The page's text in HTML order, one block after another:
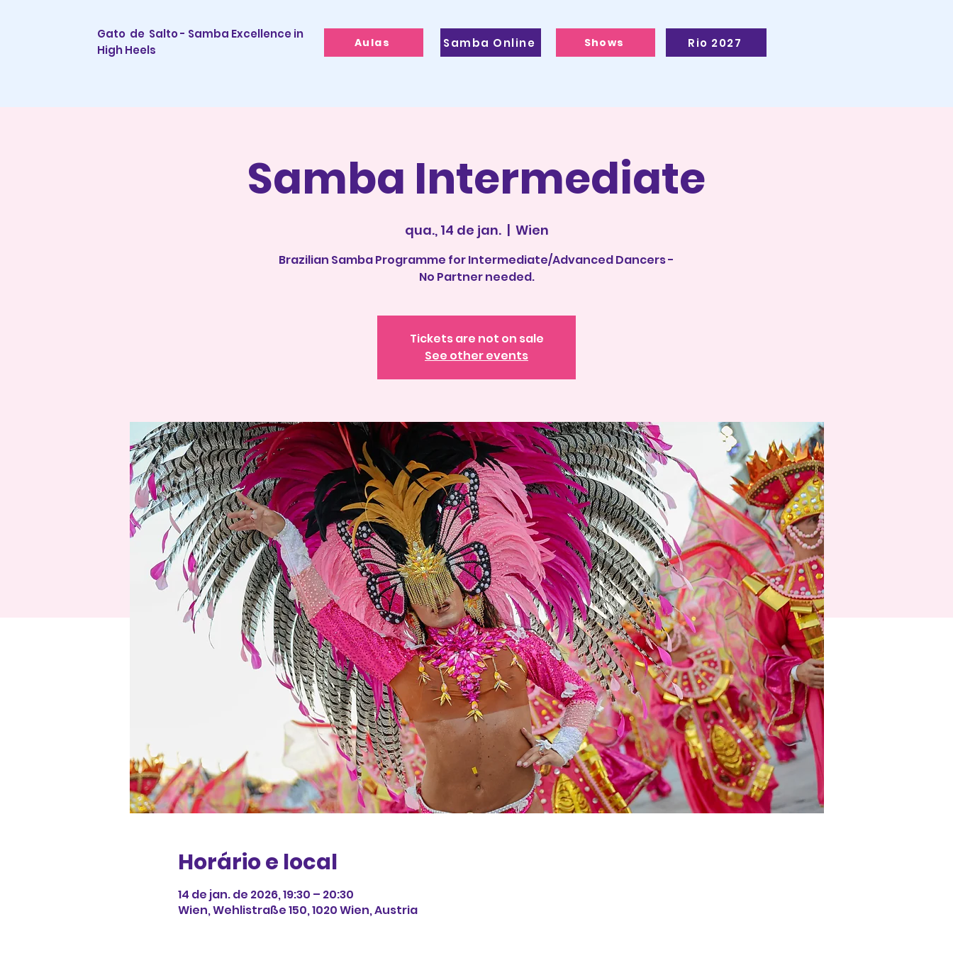
Gato de Salto - Samba Excellence in
High Heels
Aulas Samba Online Shows Rio 2027
Samba Intermediate
qua., 14 de jan.
  |
Wien
Brazilian Samba Programme for Intermediate/Advanced Dancers -
No Partner needed.
Tickets are not on sale
See other events
Horário e local
14 de jan. de 2026, 19:30 – 20:30
Wien, Wehlistraße 150, 1020 Wien, Austria